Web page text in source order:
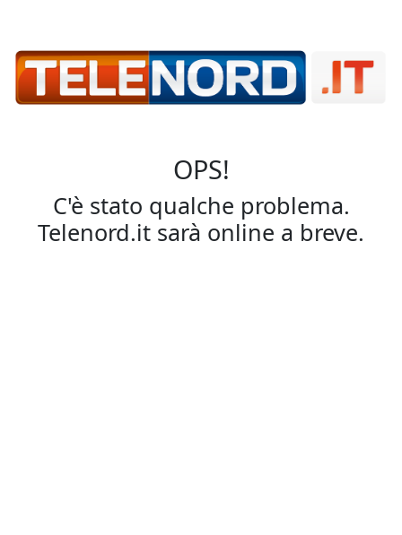
OPS!
C'è stato qualche problema.
Telenord.it sarà online a breve.